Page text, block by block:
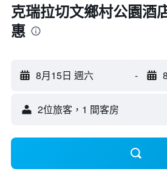
克瑞拉切文鄉村公園酒
惠
8月15日 週六 -
2位旅客，1 間客房